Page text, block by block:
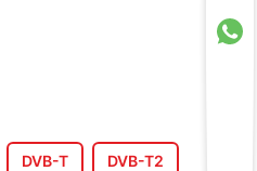
DVB-T DVB-T2